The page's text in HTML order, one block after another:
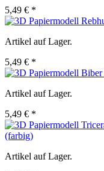
5,49 € *
Artikel auf Lager.
5,49 € *
Artikel auf Lager.
5,49 € *
(farbig)
Artikel auf Lager.